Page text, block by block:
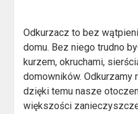
Odkurzacz to bez
domu. Bez niego trudno
kurzem, okruchami,
domowników. Odkurzamy
dzięki temu nasze
większości